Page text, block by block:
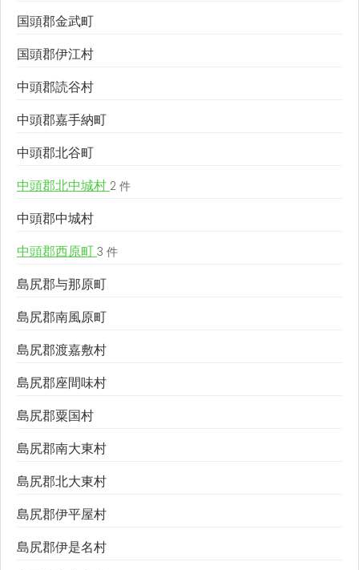
国頭郡金武町
国頭郡伊江村
中頭郡読谷村
中頭郡嘉手納町
中頭郡北谷町
中頭郡北中城村 2 件
中頭郡中城村
中頭郡西原町 3 件
島尻郡与那原町
島尻郡南風原町
島尻郡渡嘉敷村
島尻郡座間味村
島尻郡粟国村
島尻郡南大東村
島尻郡北大東村
島尻郡伊平屋村
島尻郡伊是名村